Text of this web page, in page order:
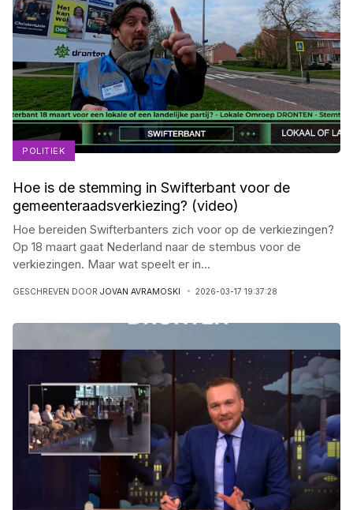
POLITIEK
Hoe is de stemming in Swifterbant voor de
gemeenteraadsverkiezing? (video)
Hoe bereiden Swifterbanters zich voor op de verkiezingen?
Op 18 maart gaat Nederland naar de stembus voor de
verkiezingen. Maar wat speelt er in...
GESCHREVEN DOOR JOVAN AVRAMOSKI 2026-03-17 19:37:28